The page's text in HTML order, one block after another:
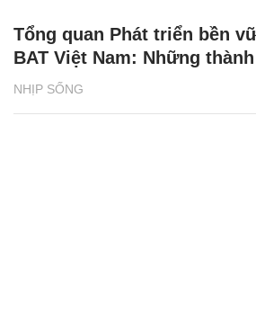
NHỊP SỐNG
Tổng quan Phát triển bền
BAT Việt Nam: Những